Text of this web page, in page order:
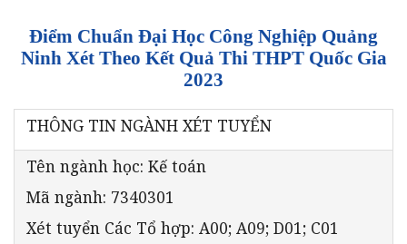
Điểm Chuẩn Đại Học Công Nghiệp Quảng
Ninh Xét Theo Kết Quả Thi THPT Quốc Gia
2023
THÔNG TIN NGÀNH XÉT TUYỂN
Tên ngành học: Kế toán
Mã ngành: 7340301
Xét tuyển Các Tổ hợp: A00; A09; D01; C01